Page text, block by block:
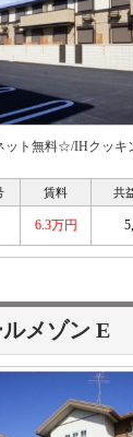
ット無料☆/IHクッキ
賃料 共
6.3万円
メゾン E